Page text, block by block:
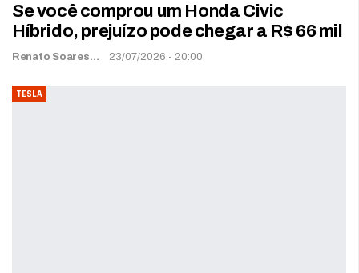
Se você comprou um Honda Civic
Híbrido, prejuízo pode chegar a R$ 66 mil
Renato Soares 23/07/2026 - 20:00
TESLA